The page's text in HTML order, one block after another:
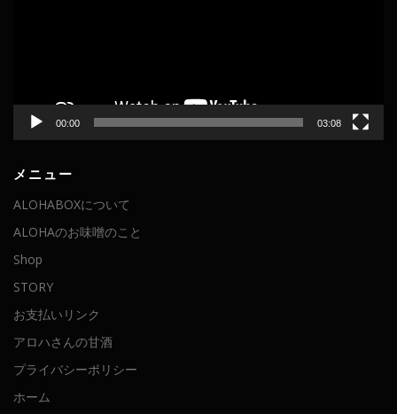
00:00 03:08
メニュー
ALOHABOXについて
ALOHAのお味噌のこと
Shop
STORY
お支払いリンク
アロハさんの甘酒
プライバシーポリシー
ホーム